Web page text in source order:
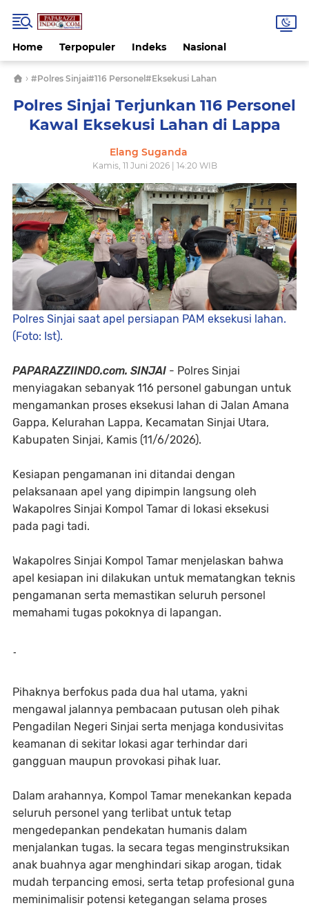
Home Terpopuler Indeks Nasional
› #Polres Sinjai#116 Personel#Eksekusi Lahan
Polres Sinjai Terjunkan 116 Personel
Kawal Eksekusi Lahan di Lappa
Elang Suganda
Kamis, 11 Juni 2026 | 14:20 WIB
Polres Sinjai saat apel persiapan PAM eksekusi lahan.
(Foto: Ist).
​PAPARAZZIINDO.com. SINJAI - Polres Sinjai
menyiagakan sebanyak 116 personel gabungan untuk
mengamankan proses eksekusi lahan di Jalan Amana
Gappa, Kelurahan Lappa, Kecamatan Sinjai Utara,
Kabupaten Sinjai, Kamis (11/6/2026).
Kesiapan pengamanan ini ditandai dengan
pelaksanaan apel yang dipimpin langsung oleh
Wakapolres Sinjai Kompol Tamar di lokasi eksekusi
pada pagi tadi.
​Wakapolres Sinjai Kompol Tamar menjelaskan bahwa
apel kesiapan ini dilakukan untuk mematangkan teknis
pengamanan serta memastikan seluruh personel
memahami tugas pokoknya di lapangan.
-
Pihaknya berfokus pada dua hal utama, yakni
mengawal jalannya pembacaan putusan oleh pihak
Pengadilan Negeri Sinjai serta menjaga kondusivitas
keamanan di sekitar lokasi agar terhindar dari
gangguan maupun provokasi pihak luar.
Dalam arahannya, Kompol Tamar menekankan kepada
seluruh personel yang terlibat untuk tetap
mengedepankan pendekatan humanis dalam
menjalankan tugas. Ia secara tegas menginstruksikan
anak buahnya agar menghindari sikap arogan, tidak
mudah terpancing emosi, serta tetap profesional guna
meminimalisir potensi ketegangan selama proses